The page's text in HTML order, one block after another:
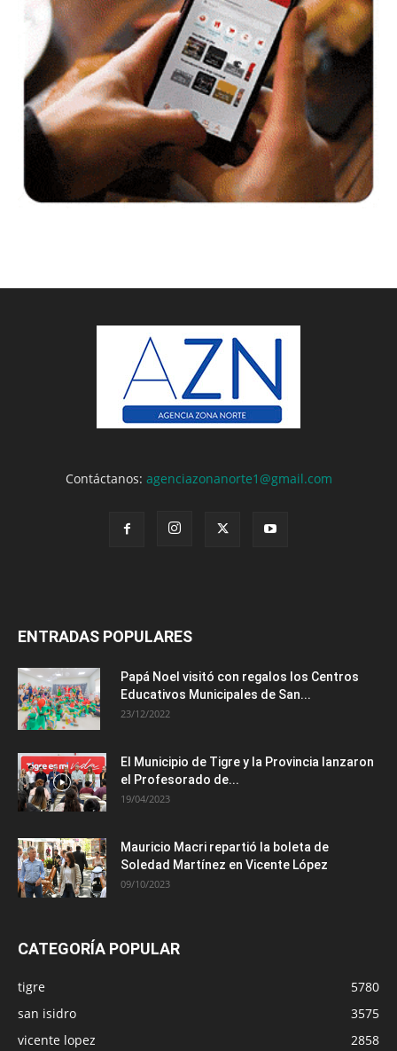
Contáctanos: agenciazonanorte1@gmail.com
ENTRADAS POPULARES
Papá Noel visitó con regalos los Centros
Educativos Municipales de San...
23/12/2022
El Municipio de Tigre y la Provincia lanzaron
el Profesorado de...
19/04/2023
Mauricio Macri repartió la boleta de
Soledad Martínez en Vicente López
09/10/2023
CATEGORÍA POPULAR
tigre
5780
san isidro
3575
vicente lopez
2858